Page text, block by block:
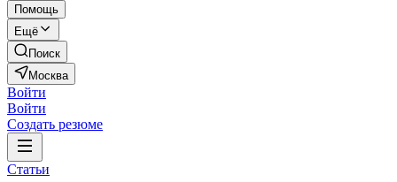
Помощь
Ещё
Поиск
Москва
Войти
Войти
Создать резюме
Статьи